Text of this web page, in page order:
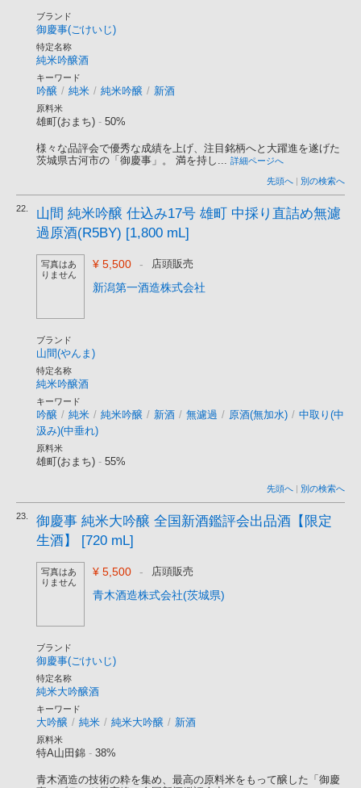
ブランド
御慶事(ごけいじ)
特定名称
純米吟醸酒
キーワード
吟醸 / 純米 / 純米吟醸 / 新酒
原料米
雄町(おまち) - 50%
様々な品評会で優秀な成績を上げ、注目銘柄へと大躍進を遂げた
茨城県古河市の「御慶事」。 満を持し... 詳細ページへ
先頭へ | 別の検索へ
22.
山間 純米吟醸 仕込み17号 雄町 中採り直詰め無濾
過原酒(R5BY) [1,800 mL]
写真はあ
りません
¥ 5,500 - 店頭販売
新潟第一酒造株式会社
ブランド
山間(やんま)
特定名称
純米吟醸酒
キーワード
吟醸 / 純米 / 純米吟醸 / 新酒 / 無濾過 / 原酒(無加水) / 中取り(中
汲み)(中垂れ)
原料米
雄町(おまち) - 55%
先頭へ | 別の検索へ
23.
御慶事 純米大吟醸 全国新酒鑑評会出品酒【限定
生酒】 [720 mL]
写真はあ
りません
¥ 5,500 - 店頭販売
青木酒造株式会社(茨城県)
ブランド
御慶事(ごけいじ)
特定名称
純米大吟醸酒
キーワード
大吟醸 / 純米 / 純米大吟醸 / 新酒
原料米
特A山田錦 - 38%
青木酒造の技術の粋を集め、最高の原料米をもって醸した「御慶